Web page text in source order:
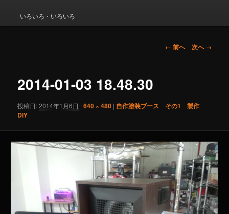
いろいろ・いろいろ
画
シ
ン
← 前へ 次へ →
2014-01-03 18.48.30
投稿日:2014年1月6日 |640 × 480 | 自作塗装ブース その1 製作
DIY